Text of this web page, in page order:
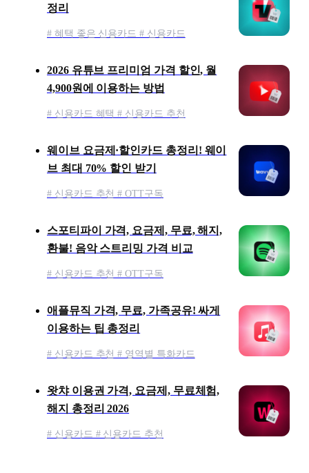
정리
# 혜택 좋은 신용카드 # 신용카드
2026 유튜브 프리미엄 가격 할인, 월
4,900원에 이용하는 방법
# 신용카드 혜택 # 신용카드 추천
웨이브 요금제·할인카드 총정리! 웨이
브 최대 70% 할인 받기
# 신용카드 추천 # OTT구독
스포티파이 가격, 요금제, 무료, 해지,
환불! 음악 스트리밍 가격 비교
# 신용카드 추천 # OTT구독
애플뮤직 가격, 무료, 가족공유! 싸게
이용하는 팁 총정리
# 신용카드 추천 # 영역별 특화카드
왓챠 이용권 가격, 요금제, 무료체험,
해지 총정리 2026
# 신용카드 # 신용카드 추천